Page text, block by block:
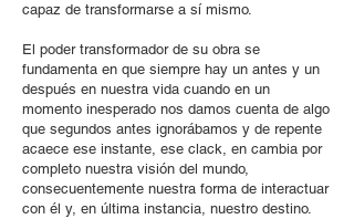
capaz de transformarse a sí mismo.
El poder transformador de su obra se
fundamenta en que siempre hay un antes y un
después en nuestra vida cuando en un
momento inesperado nos damos cuenta de algo
que segundos antes ignorábamos y de repente
acaece ese instante, ese clack, en cambia por
completo nuestra visión del mundo,
consecuentemente nuestra forma de interactuar
con él y, en última instancia, nuestro destino.